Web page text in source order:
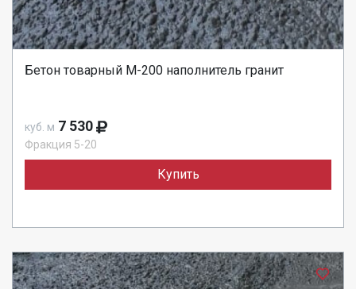
Бетон товарный М-200 наполнитель гранит
куб. м 7 530
Фракция 5-20
Купить